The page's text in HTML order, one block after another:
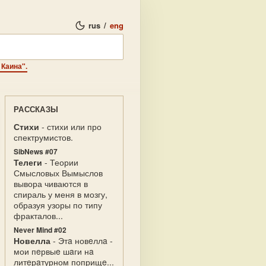
rus / eng
РАССКАЗЫ
Стихи - стихи или про
спектрумистов.
SibNews #07
Телеги - Теории
Смысловых Вымыслов
вывора чиваются в
спираль у меня в мозгу,
образуя узоры по типу
фракталов...
Never Mind #02
Новелла - Этa новeллa -
мои пeрвыe шaги нa
литeрaтурном поприщe...